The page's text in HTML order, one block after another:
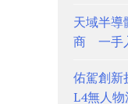
天域半導
商 一手
佑駕創
L4無人